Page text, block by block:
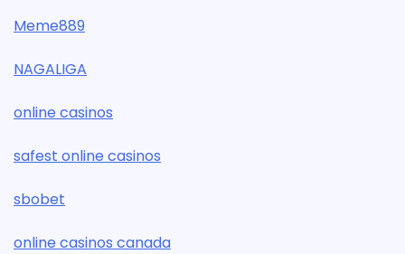
Meme889
NAGALIGA
online casinos
safest online casinos
sbobet
online casinos canada